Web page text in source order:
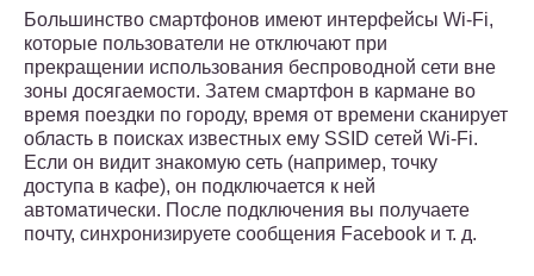
Большинство смартфонов имеют интерфейсы Wi-Fi,
которые пользователи не отключают при
прекращении использования беспроводной сети вне
зоны досягаемости. Затем смартфон в кармане во
время поездки по городу, время от времени сканирует
область в поисках известных ему SSID сетей Wi-Fi.
Если он видит знакомую сеть (например, точку
доступа в кафе), он подключается к ней
автоматически. После подключения вы получаете
почту, синхронизируете сообщения Facebook и т. д.